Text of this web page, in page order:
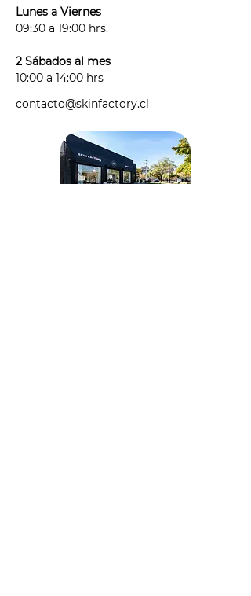
antes de tu sesión.
· tomando algún medicamento
considera antibióticos,
antihistamínicos, anticonceptivos y
sido recetado para un tratamiento
- Puedes exponerte al sol hasta 48
hs antes y 48 hs posteriores a tu
contacto@skinfactory.cl
Lunes a Viernes
09:30 a 19:00 hrs.
2 Sábados al mes
10:00 a 14:00 hrs